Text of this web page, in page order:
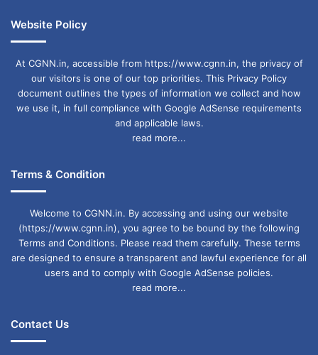
Website Policy
At CGNN.in, accessible from https://www.cgnn.in, the privacy of
our visitors is one of our top priorities. This Privacy Policy
document outlines the types of information we collect and how
we use it, in full compliance with Google AdSense requirements
and applicable laws.
read more...
Terms & Condition
Welcome to CGNN.in. By accessing and using our website
(https://www.cgnn.in), you agree to be bound by the following
Terms and Conditions. Please read them carefully. These terms
are designed to ensure a transparent and lawful experience for all
users and to comply with Google AdSense policies.
read more...
Contact Us